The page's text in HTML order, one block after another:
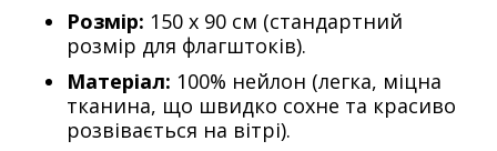
Розмір: 150 х 90 см (стандартний
розмір для флагштоків).
Матеріал: 100% нейлон (легка, міцна
тканина, що швидко сохне та красиво
розвівається на вітрі).